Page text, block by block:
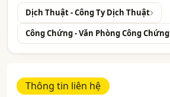
Dịch Thuật - Công Ty Dịch Thuật
Công Chứng - Văn Phòng Công Chứng
Thông tin liên hệ